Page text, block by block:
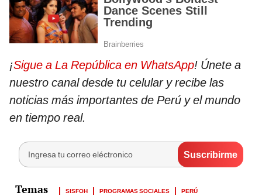
¡Sigue a La República en WhatsApp! Únete a
nuestro canal desde tu celular y recibe las
noticias más importantes de Perú y el mundo
en tiempo real.
SISFOH PROGRAMAS SOCIALES PERÚ